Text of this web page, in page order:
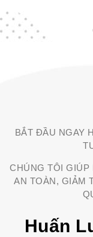
BẮT ĐẦU NGAY
CHÚNG TÔI GIÚP
AN TOÀN, GIẢM
Huấn